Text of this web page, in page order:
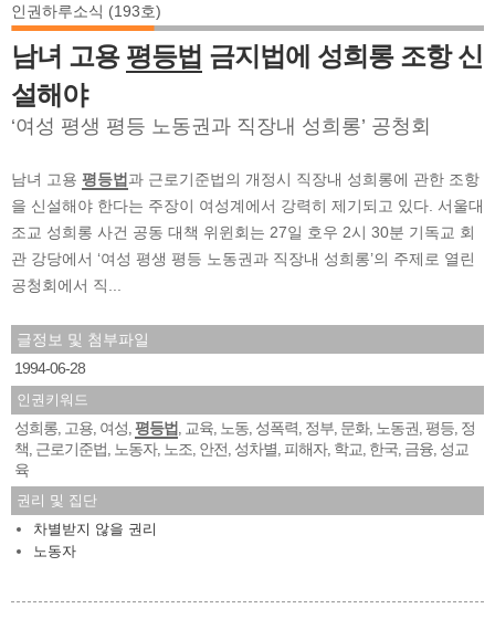
인권하루소식 (193호)
남녀 고용 평등법 금지법에 성희롱 조항 신
설해야
‘여성 평생 평등 노동권과 직장내 성희롱’ 공청회
남녀 고용 평등법과 근로기준법의 개정시 직장내 성희롱에 관한 조항
을 신설해야 한다는 주장이 여성계에서 강력히 제기되고 있다. 서울대
조교 성희롱 사건 공동 대책 위윈회는 27일 호우 2시 30분 기독교 회
관 강당에서 ‘여성 평생 평등 노동권과 직장내 성희롱’의 주제로 열린
공청회에서 직...
글정보 및 첨부파일
1994-06-28
인권키워드
성희롱 고용 여성 평등법 교육 노동 성폭력 정부 문화, 노동권 평등 정
책 근로기준법 노동자, 노조 안전 성차별 피해자, 학교 한국 금융 성교
육
권리 및 집단
차별받지 않을 권리
노동자